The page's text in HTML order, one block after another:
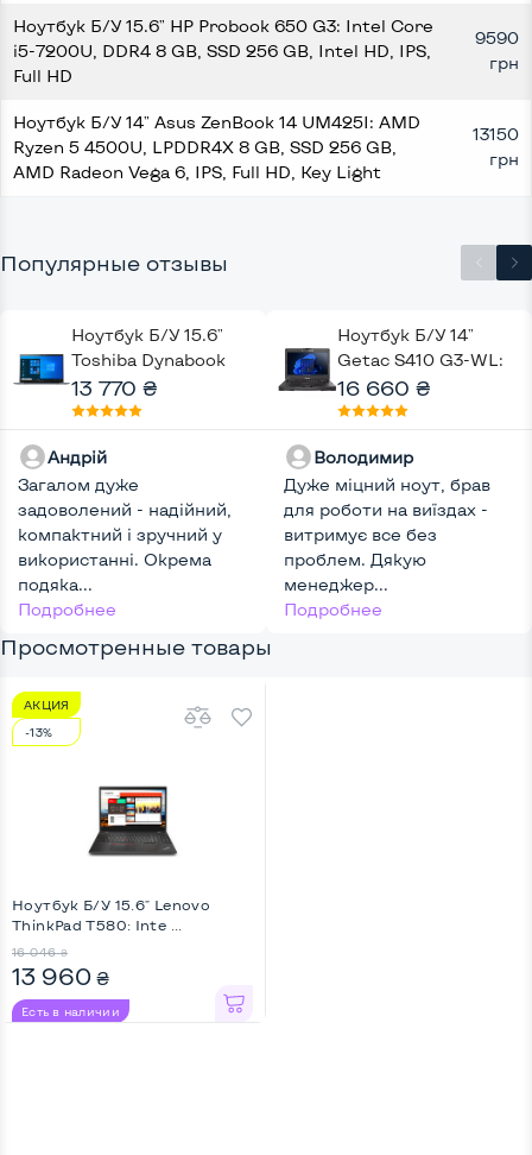
Ноутбук Б/У 15.6" HP Probook 650 G3: Intel Core
i5-7200U, DDR4 8 GB, SSD 256 GB, Intel HD, IPS,
Full HD
9590
грн
Ноутбук Б/У 14" Asus ZenBook 14 UM425I: AMD
Ryzen 5 4500U, LPDDR4X 8 GB, SSD 256 GB,
AMD Radeon Vega 6, IPS, Full HD, Key Light
13150
грн
Популярные отзывы
Ноутбук Б/У 15.6"
Toshiba Dynabook
Portege X50-G-114:
Intel Core i7-10510U,
DDR4 16 GB, SSD 256
GB, Intel UHD, IPS,
Full HD, 4G (LTE),
Key Light
13 770 ₴
Андрій
Загалом дуже
задоволений - надійний,
компактний і зручний у
використанні. Окрема
подяка...
Подробнее
Ноутбук Б/У 14"
Getac S410 G3-WL:
Intel Core i5-8350U,
DDR4 8 GB, SSD 512
GB, Intel UHD, Key
Light
16 660 ₴
Володимир
Дуже міцний ноут, брав
для роботи на виїздах -
витримує все без
проблем. Дякую
менеджер...
Подробнее
Просмотренные товары
АКЦИЯ
-13%
Ноутбук Б/У 15.6" Lenovo
ThinkPad T580: Inte ...
16 046 ₴
13 960 ₴
Есть в наличии